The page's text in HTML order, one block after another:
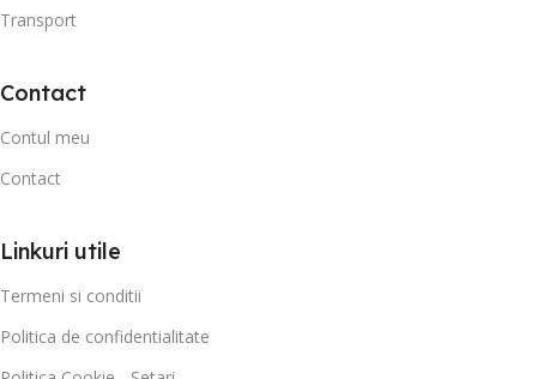
Transport
Contact
Contul meu
Contact
Linkuri utile
Termeni si conditii
Politica de confidentialitate